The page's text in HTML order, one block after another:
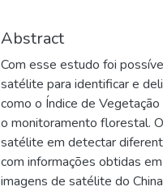
Abstract
Com esse estudo foi
satélite para identificar e
como o Índice de
o monitoramento florestal.
satélite em detectar
com informações obtidas
imagens de satélite do